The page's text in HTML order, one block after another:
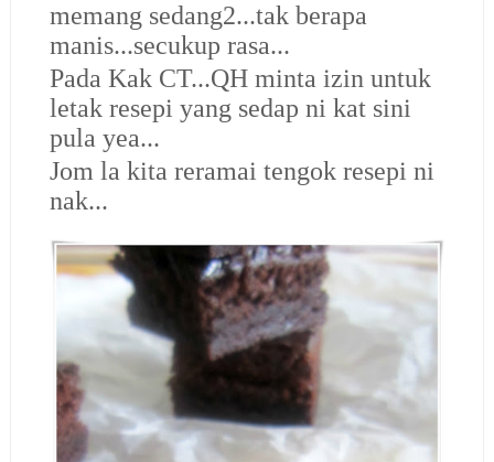
memang sedang2...tak berapa
manis...secukup rasa...
Pada Kak CT...QH minta izin untuk
letak resepi yang sedap ni kat sini
pula yea...
Jom la kita reramai tengok resepi ni
nak...